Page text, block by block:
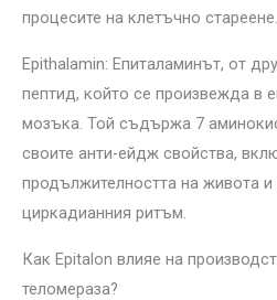
процесите на клетъчно стареене.
Epithalamin: Епиталаминът, от
пептид, който се произвежда в
мозъка. Той съдържа 7
своите анти-ейдж свойства,
продължителността на живота
циркадианния ритъм.
Как Epitalon влияе на
теломераза?